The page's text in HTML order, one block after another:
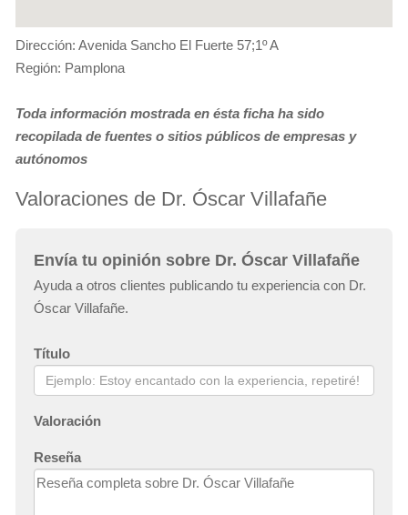
Dirección: Avenida Sancho El Fuerte 57;1º A
Región: Pamplona
Toda información mostrada en ésta ficha ha sido
recopilada de fuentes o sitios públicos de empresas y
autónomos
Valoraciones de Dr. Óscar Villafañe
Envía tu opinión sobre Dr. Óscar Villafañe
Ayuda a otros clientes publicando tu experiencia con Dr.
Óscar Villafañe.
Título
Valoración
Reseña